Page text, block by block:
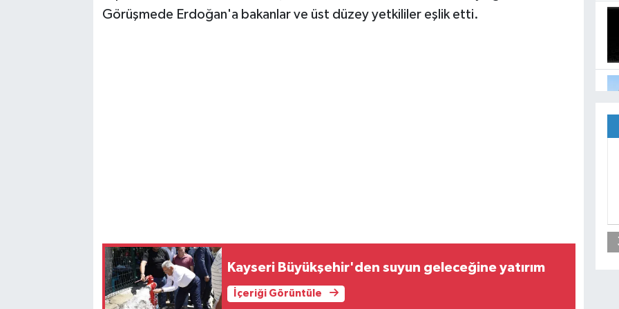
Görüşmede Erdoğan'a bakanlar ve üst düzey yetkililer eşlik etti.
Kayseri Büyükşehir'den suyun geleceğine yatırım
İçeriği Görüntüle